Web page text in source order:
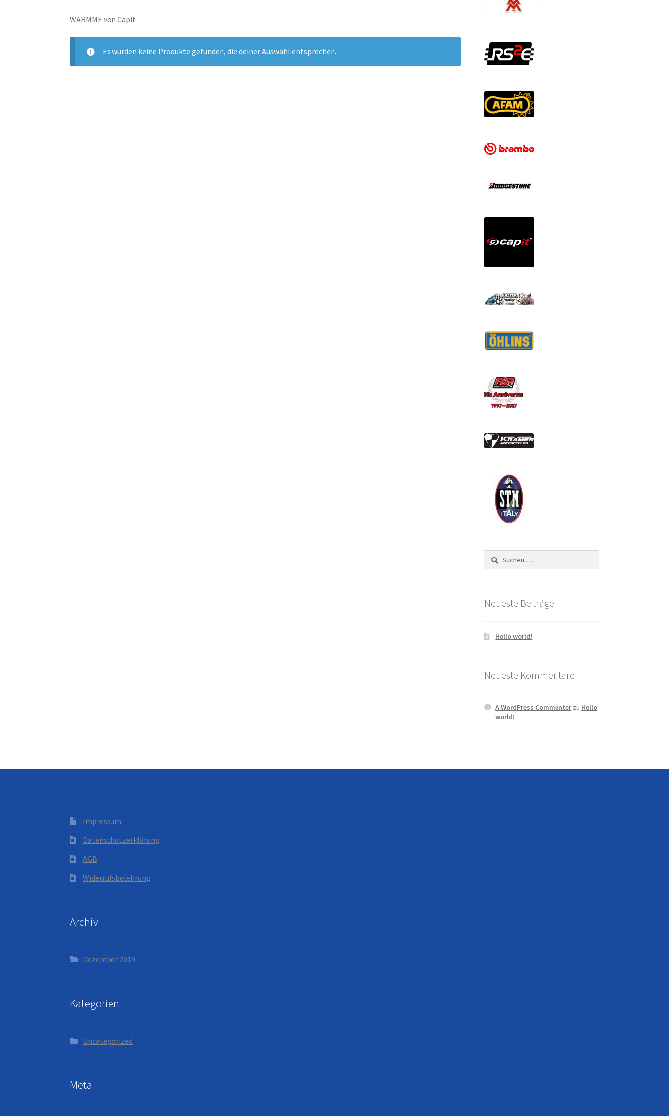
WARMME von Capit
Es wurden keine Produkte gefunden, die deiner Auswahl entsprechen.
Suchen
nach:
Neueste Beiträge
Hello world!
Neueste Kommentare
A WordPress Commenterzu Hello
world!
Impressum
Datenschutzerklärung
AGB
Widerrufsbelehrung
Archiv
Dezember 2019
Kategorien
Uncategorized
Meta